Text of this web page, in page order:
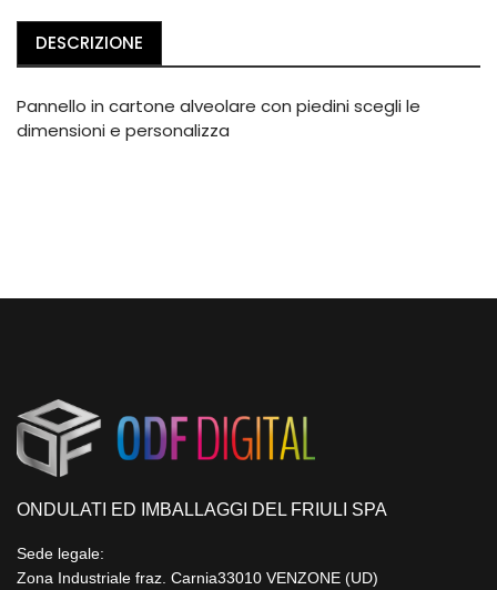
DESCRIZIONE
Pannello in cartone alveolare con piedini scegli le
dimensioni e personalizza
ONDULATI ED IMBALLAGGI DEL FRIULI SPA
Sede legale:
Zona Industriale fraz. Carnia33010 VENZONE (UD)